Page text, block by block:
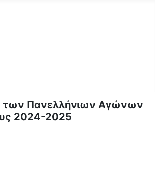
των Πανελλήνιων Αγώνων
2024-2025